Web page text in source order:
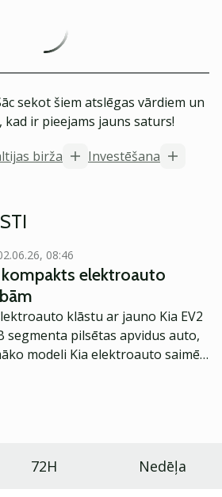
sekot šiem atslēgas vārdiem un
ir pieejams jauns saturs!
birža Investēšana
08:46
kompakts elektroauto
klāstu ar jauno Kia EV2
segmenta pilsētas apvidus auto,
modeli Kia elektroauto saimē
72H Nedēļa